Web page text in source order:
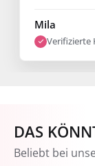
auch schon
sehen. Bin
Mila
Verifizierte
DAS
Beliebt bei